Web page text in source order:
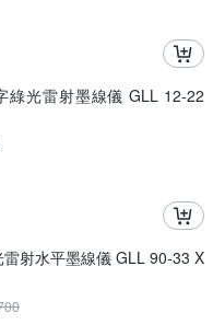
綠光雷射墨線儀 GLL 12-22
射水平墨線儀 GLL 90-33 X